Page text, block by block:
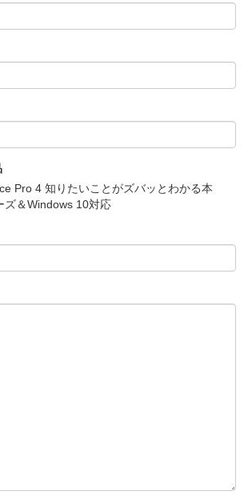
Pro 4 知りたいことがズバッとわかる本
ズ＆Windows 10対応